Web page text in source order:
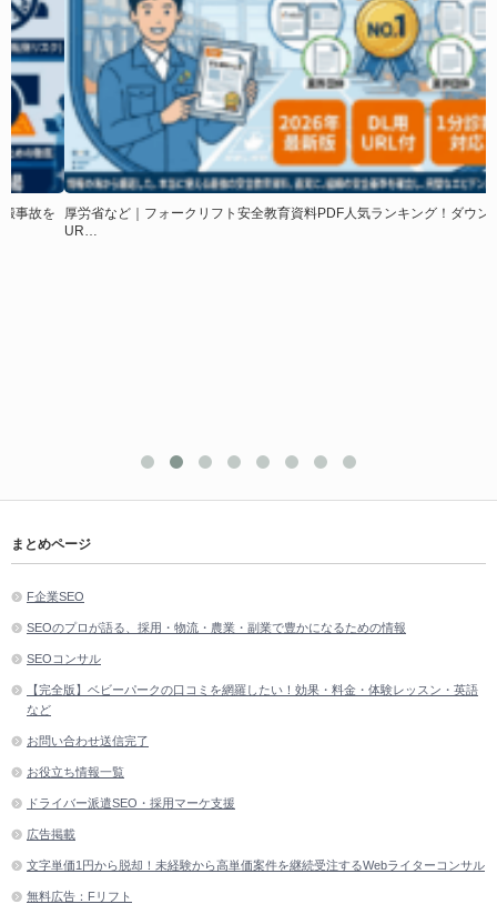
厚労省など｜フォークリフト安全教育資料PDF人気ランキング！ダウンロード
まとめページ
F企業SEO
SEOのプロが語る、採用・物流・農業・副業で豊かになるための情報
SEOコンサル
【完全版】ベビーパークの口コミを網羅したい！効果・料金・体験レッスン・英語
など
お問い合わせ送信完了
お役立ち情報一覧
ドライバー派遣SEO・採用マーケ支援
広告掲載
文字単価1円から脱却！未経験から高単価案件を継続受注するWebライターコンサル
無料広告：Fリフト